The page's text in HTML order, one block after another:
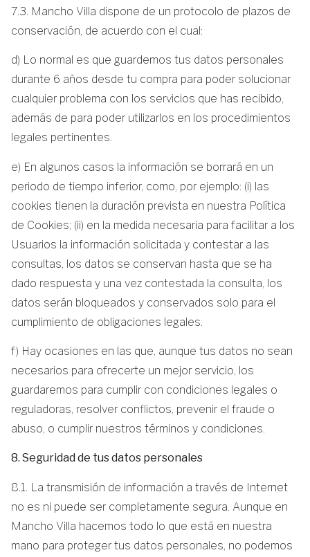
7.3. Mancho Villa dispone de un protocolo de plazos de
conservación, de acuerdo con el cual:
d) Lo normal es que guardemos tus datos personales
durante 6 años desde tu compra para poder solucionar
cualquier problema con los servicios que has recibido,
además de para poder utilizarlos en los procedimientos
legales pertinentes.
e) En algunos casos la información se borrará en un
periodo de tiempo inferior, como, por ejemplo: (i) las
cookies tienen la duración prevista en nuestra Política
de Cookies; (ii) en la medida necesaria para facilitar a los
Usuarios la información solicitada y contestar a las
consultas, los datos se conservan hasta que se ha
dado respuesta y una vez contestada la consulta, los
datos serán bloqueados y conservados solo para el
cumplimiento de obligaciones legales.
f) Hay ocasiones en las que, aunque tus datos no sean
necesarios para ofrecerte un mejor servicio, los
guardaremos para cumplir con condiciones legales o
reguladoras, resolver conflictos, prevenir el fraude o
abuso, o cumplir nuestros términos y condiciones.
8. Seguridad de tus datos personales
8.1. La transmisión de información a través de Internet
no es ni puede ser completamente segura. Aunque en
Mancho Villa hacemos todo lo que está en nuestra
mano para proteger tus datos personales, no podemos